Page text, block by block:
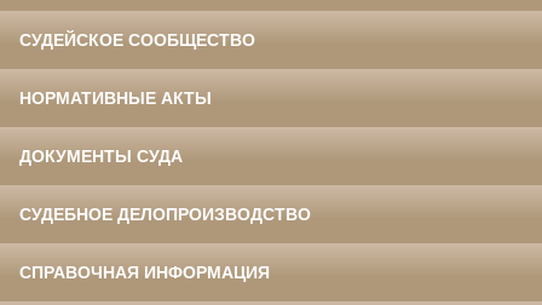
СУДЕЙСКОЕ СООБЩЕСТВО
НОРМАТИВНЫЕ АКТЫ
ДОКУМЕНТЫ СУДА
СУДЕБНОЕ ДЕЛОПРОИЗВОДСТВО
СПРАВОЧНАЯ ИНФОРМАЦИЯ